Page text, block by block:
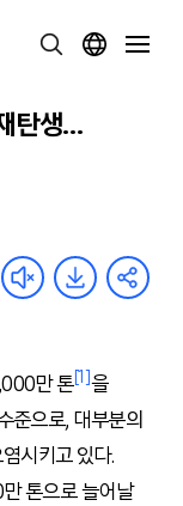
탄생…
만 톤[1]을
준으로, 대부분의
시키고 있다.
톤으로 늘어날